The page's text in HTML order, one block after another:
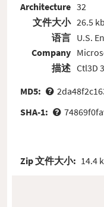
Architecture
文件大小
语言
Company
描述
32
26.5 kb
U.S.
Ctl3D
MD5:
SHA-1:
Zip 文件大小: 14.4